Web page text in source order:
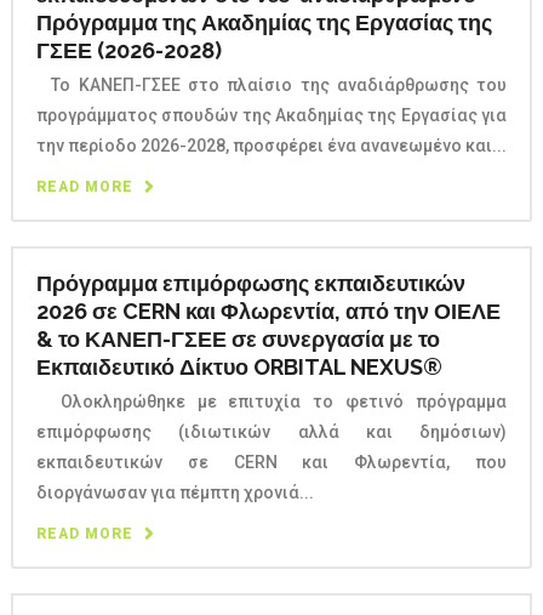
Πρόγραμμα της Ακαδημίας της Εργασίας της
ΓΣΕΕ (2026-2028)
Το ΚΑΝΕΠ-ΓΣΕΕ στο πλαίσιο της αναδιάρθρωσης του
προγράμματος σπουδών της Ακαδημίας της Εργασίας για
την περίοδο 2026-2028, προσφέρει ένα ανανεωμένο και...
READ MORE
Πρόγραμμα επιμόρφωσης εκπαιδευτικών
2026 σε CERN και Φλωρεντία, από την ΟΙΕΛΕ
& το ΚΑΝΕΠ-ΓΣΕΕ σε συνεργασία με το
Εκπαιδευτικό Δίκτυο ORBITAL NEXUS®
Ολοκληρώθηκε με επιτυχία το φετινό πρόγραμμα
επιμόρφωσης (ιδιωτικών αλλά και δημόσιων)
εκπαιδευτικών σε CERN και Φλωρεντία, που
διοργάνωσαν για πέμπτη χρονιά...
READ MORE